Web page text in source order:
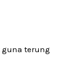
guna terung